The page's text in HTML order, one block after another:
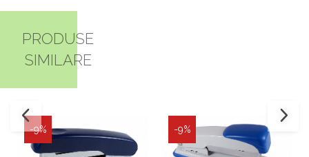
PRODUSE
SIMILARE
-9% -9%